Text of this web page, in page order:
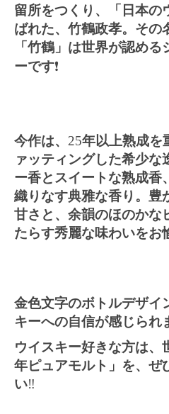
留所をつくり、「日本の
ばれた、竹鶴政孝。その
「竹鶴」は世界が認め
ーです❗️
今作は、 25年以上熟成を
ァッティングした希少な
ー香とスイートな熟成香
織りなす典雅な香り。豊
甘さと、余韻のほのかな
たらす秀麗な味わいをお
金色文字のボトルデザイ
キーへの自信が感じられ
ウイスキー好きな方は、
年ピュアモルト」を、ぜ
い‼️